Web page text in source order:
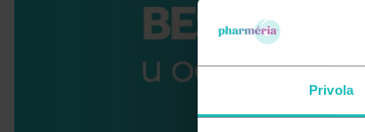
Privola